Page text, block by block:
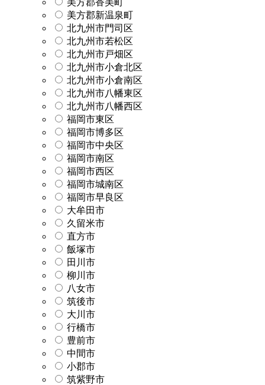
美方郡新温泉町
北九州市門司区
北九州市若松区
北九州市戸畑区
北九州市小倉北区
北九州市小倉南区
北九州市八幡東区
北九州市八幡西区
福岡市東区
福岡市博多区
福岡市中央区
福岡市南区
福岡市西区
福岡市城南区
福岡市早良区
大牟田市
久留米市
直方市
飯塚市
田川市
柳川市
八女市
筑後市
大川市
行橋市
豊前市
中間市
小郡市
筑紫野市